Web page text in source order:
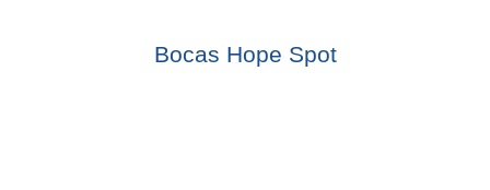
Bocas Hope Spot